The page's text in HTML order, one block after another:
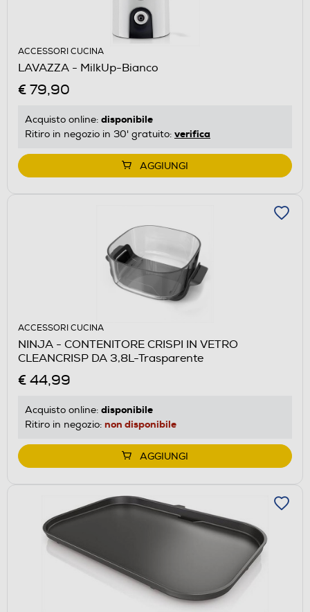
ACCESSORI CUCINA
LAVAZZA - MilkUp-Bianco
€ 79,90
Acquisto online: disponibile
Ritiro in negozio in 30' gratuito: verifica
AGGIUNGI
ACCESSORI CUCINA
NINJA - CONTENITORE CRISPI IN VETRO
CLEANCRISP DA 3,8L-Trasparente
€ 44,99
Acquisto online: disponibile
Ritiro in negozio: non disponibile
AGGIUNGI